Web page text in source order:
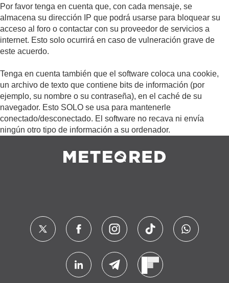
Por favor tenga en cuenta que, con cada mensaje, se
almacena su dirección IP que podrá usarse para bloquear su
acceso al foro o contactar con su proveedor de servicios a
internet. Esto solo ocurrirá en caso de vulneración grave de
este acuerdo.
Tenga en cuenta también que el software coloca una cookie,
un archivo de texto que contiene bits de información (por
ejemplo, su nombre o su contraseña), en el caché de su
navegador. Esto SOLO se usa para mantenerle
conectado/desconectado. El software no recava ni envía
ningún otro tipo de información a su ordenador.